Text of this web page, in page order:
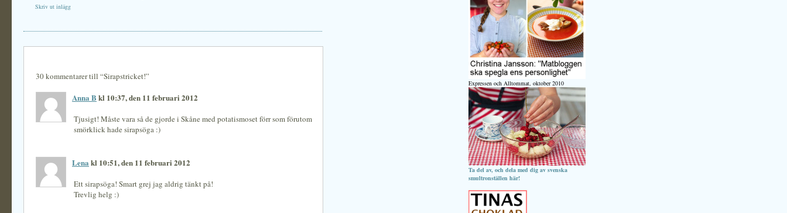
Skriv ut inlägg
30 kommentarer till “Sirapstricket!”
Anna B kl 10:37, den 11 februari 2012
Tjusigt! Måste vara så de gjorde i Skåne med potatismoset förr som förutom
smörklick hade sirapsöga :)
Lena kl 10:51, den 11 februari 2012
Ett sirapsöga! Smart grej jag aldrig tänkt på!
Trevlig helg :)
Expressen och Alltommat, oktober 2010
Ta del av, och dela med dig av svenska
smultronställen här!